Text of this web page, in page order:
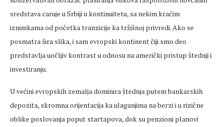
sredstava caruje u Srbiji u kontinuitetu, sa nekim kraćim
iznimkama od početka tranzicije ka tržišnoj privredi. Ako se
posmatra šira slika, i sam evropski kontinent čiji smo deo
predstavlja uočljiv kontrast u odnosu na američki pristup štednji i
investiranju.
U većini evropskih zemalja dominira štednja putem bankarskih
depozita, skromna orijentacija ka ulaganjima na berzi i u rizične
oblike poslovanja poput startapova, dok su penzioni planovi